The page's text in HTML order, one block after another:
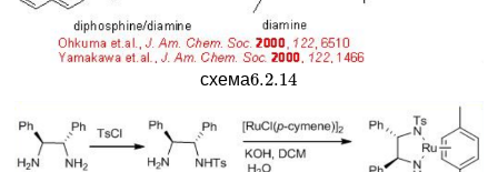
схема6.2.14
6.2.14